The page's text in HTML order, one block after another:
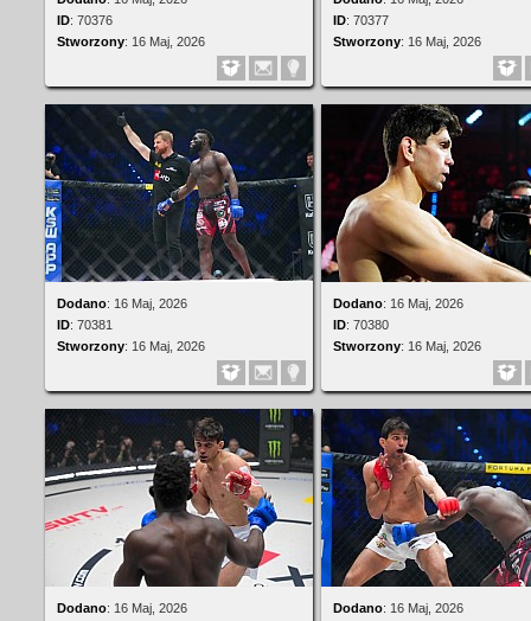
ID: 70377
Stworzony: 16 Maj, 2026
ID: 70376
Stworzony: 16 Maj, 2026
Dodano: 16 Maj, 2026
ID: 70380
Stworzony: 16 Maj, 2026
Dodano: 16 Maj, 2026
ID: 70381
Stworzony: 16 Maj, 2026
Dodano: 16 Maj, 2026
Dodano: 16 Maj, 2026